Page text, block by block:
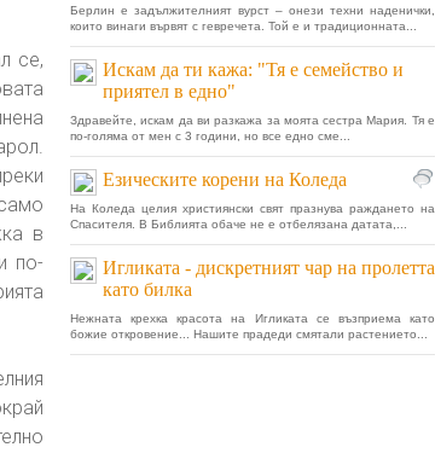
се,
в
по-
Берлин е задължителният вурст – онези техни наденички,
които винаги вървят с гевречета. Той е и традиционната...
Искам да ти кажа: "Тя е семейство и
приятел в едно"
Здравейте, искам да ви разкажа за моята сестра Мария. Тя е
по-голяма от мен с 3 години, но все едно сме...
Езическите корени на Коледа
На Коледа целия християнски свят празнува раждането на
Спасителя. В Библията обаче не е отбелязана датата,...
Игликата - дискретният чар на пролетта
като билка
Нежната крехка красота на Игликата се възприема като
божие откровение... Нашите прадеди смятали растението...